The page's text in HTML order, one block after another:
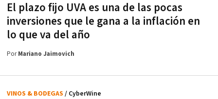
El plazo fijo UVA es una de las pocas
inversiones que le gana a la inflación en
lo que va del año
PorMariano Jaimovich
VINOS & BODEGAS / CyberWine